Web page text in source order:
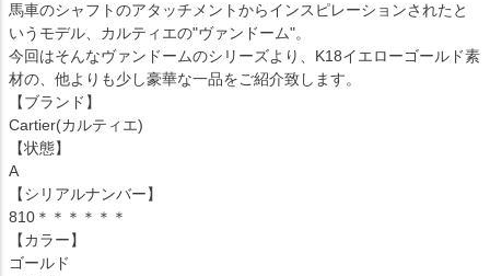
馬車のシャフトのアタッチメントからインスピレーションされたと
いうモデル、カルティエの"ヴァンドーム"。
今回はそんなヴァンドームのシリーズより、K18イエローゴールド素
材の、他よりも少し豪華な一品をご紹介致します。
【ブランド】
Cartier(カルティエ)
【状態】
A
【シリアルナンバー】
810＊＊＊＊＊＊
【カラー】
ゴールド